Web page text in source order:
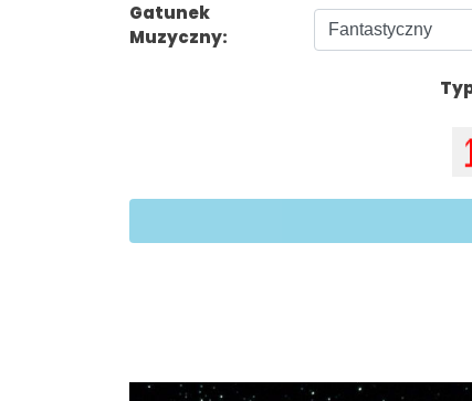
Gatunek
Muzyczny: